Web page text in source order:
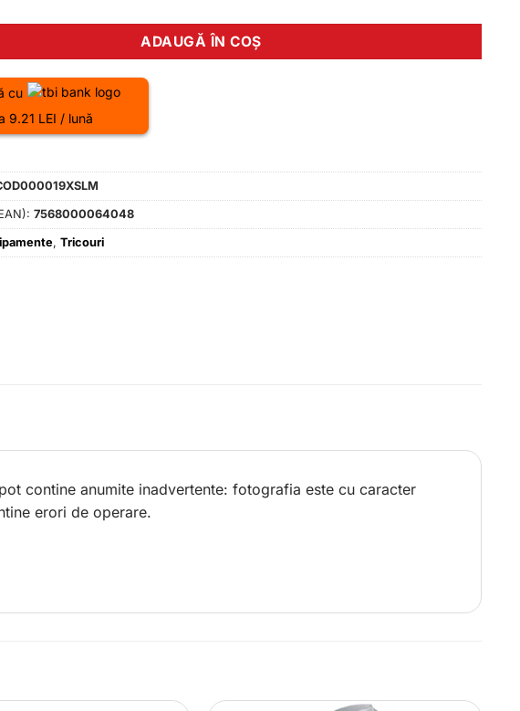
ADAUGĂ ÎN COȘ
cu
9.21 LEI / lună
7568000064048
, Tricouri
contine anumite inadvertente: fotografia este cu caracter
erori de operare.